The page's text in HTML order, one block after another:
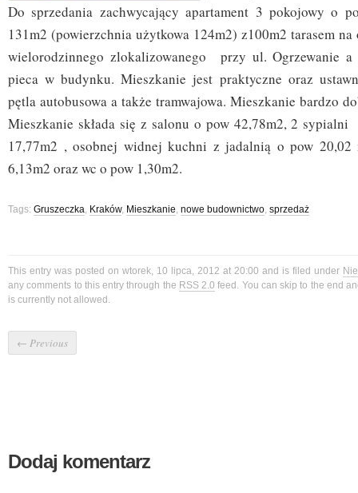
Do sprzedania zachwycający apartament 3 pokojowy o
131m2 (powierzchnia użytkowa 124m2) z100m2 tarasem
wielorodzinnego zlokalizowanego przy ul. Ogrzewanie a
pieca w budynku. Mieszkanie jest praktyczne oraz
pętla autobusowa a także tramwajowa. Mieszkanie bardzo
Mieszkanie składa się z salonu o pow 42,78m2, 2
17,77m2 , osobnej widnej kuchni z jadalnią o pow
6,13m2 oraz wc o pow 1,30m2.
Tags: Gruszeczka, Kraków, Mieszkanie, nowe budownictwo, sprzedaż
This entry was posted on wtorek, 10 lipca, 2012 at 20:00 and is filed under
any comments to this entry through the RSS 2.0 feed. You can skip to the end
is currently not allowed.
← Previous
Dodaj komentarz